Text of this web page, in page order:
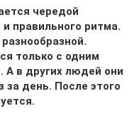
чередой
правильного ритма.
только с одним
А в других людей они
за день. После этого